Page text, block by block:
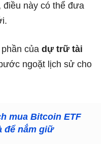
này có thể đưa
của dự trữ tài
ngoặt lịch sử cho
mua Bitcoin ETF
để nắm giữ